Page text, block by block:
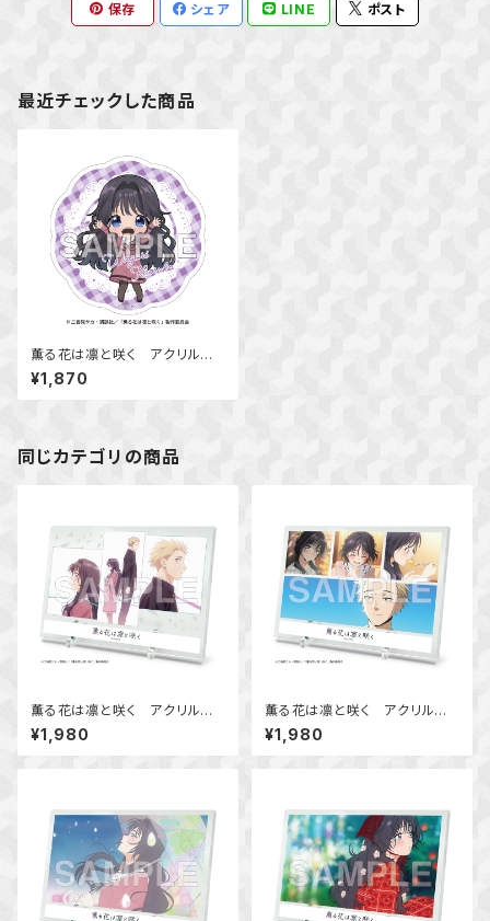
保存 シェア LINE ポスト
最近チェックした商品
薫る花は凛と咲く アクリルコ
ースター（和栗 薫子）
¥1,870
同じカテゴリの商品
薫る花は凛と咲く アクリルビ
ジュアルボード Ver.A
¥1,980
薫る花は凛と咲く アクリルビ
ジュアルボード Ver.B
¥1,980